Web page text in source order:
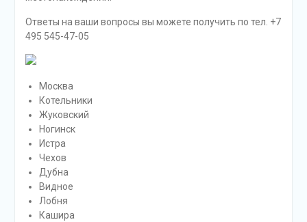
Ответы на ваши вопросы вы можете получить по тел. +7
495 545-47-05
Москва
Котельники
Жуковский
Ногинск
Истра
Чехов
Дубна
Видное
Лобня
Кашира